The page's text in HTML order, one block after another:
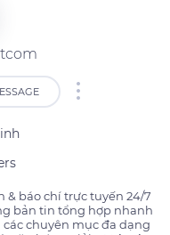
báo chí trực tuyến 24/7
bản tin tổng hợp nhanh
chuyên mục đa dạng